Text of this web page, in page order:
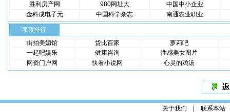
胜利房产网
980网址大
中国中小企业
金科成电子元
中国科学杂志 南通农业职业
顶顶排行
街拍美媚馆
货比百家
萝莉吧
一起吧娱乐
健康咨询
性感美女图片
网资门户网
快看小说网 心灵的鸡汤
关于我们 | 联系本站